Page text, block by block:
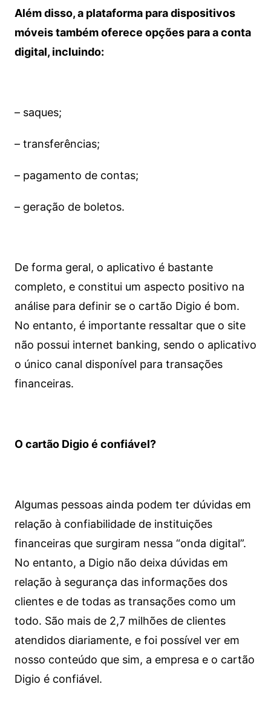
Além disso, a plataforma para dispositivos
móveis também oferece opções para a conta
digital, incluindo:
– saques;
– transferências;
– pagamento de contas;
– geração de boletos.
De forma geral, o aplicativo é bastante
completo, e constitui um aspecto positivo na
análise para definir se o cartão Digio é bom.
No entanto, é importante ressaltar que o site
não possui internet banking, sendo o aplicativo
o único canal disponível para transações
financeiras.
O cartão Digio é confiável?
Algumas pessoas ainda podem ter dúvidas em
relação à confiabilidade de instituições
financeiras que surgiram nessa “onda digital”.
No entanto, a Digio não deixa dúvidas em
relação à segurança das informações dos
clientes e de todas as transações como um
todo. São mais de 2,7 milhões de clientes
atendidos diariamente, e foi possível ver em
nosso conteúdo que sim, a empresa e o cartão
Digio é confiável.